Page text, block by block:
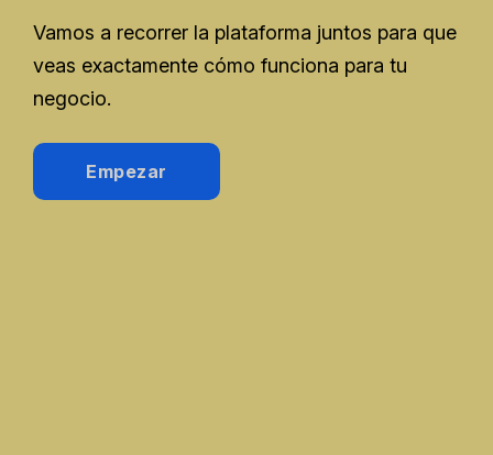
Vamos a recorrer la plataforma juntos para que
veas exactamente cómo funciona para tu
negocio.
Empezar